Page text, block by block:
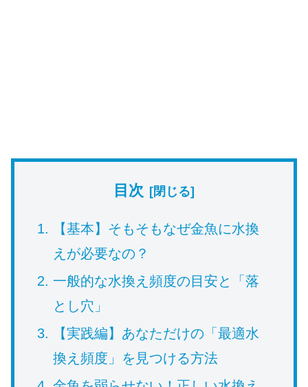
目次
【基本】そもそもなぜ金魚に水換
えが必要なの？
一般的な水換え頻度の目安と「落
とし穴」
【実践編】あなただけの「最適水
換え頻度」を見つける方法